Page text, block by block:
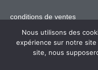
conditions de ventes
politique de confidentialité
mentions légales
Nous utilisons des
expérience sur notre
site, nous